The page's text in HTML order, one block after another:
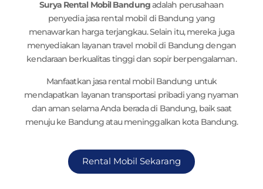
Surya Rental Mobil Bandungadalah perusahaan
penyedia jasa rental mobil di Bandung yang
menawarkan harga terjangkau. Selain itu, mereka juga
menyediakan layanan travel mobil di Bandung dengan
kendaraan berkualitas tinggi dan sopir berpengalaman.
Manfaatkan jasa rental mobil Bandung untuk
mendapatkan layanan transportasi pribadi yang nyaman
dan aman selama Anda berada di Bandung, baik saat
menuju ke Bandung atau meninggalkan kota Bandung.
Rental Mobil Sekarang